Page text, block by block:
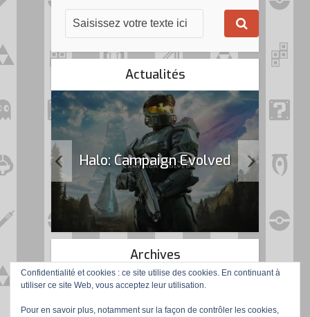
Actualités
Halo: Campaign Evolved
Archives
Confidentialité et cookies : ce site utilise des cookies. En continuant à
utiliser ce site Web, vous acceptez leur utilisation.
Pour en savoir plus, notamment sur la façon de contrôler les cookies,